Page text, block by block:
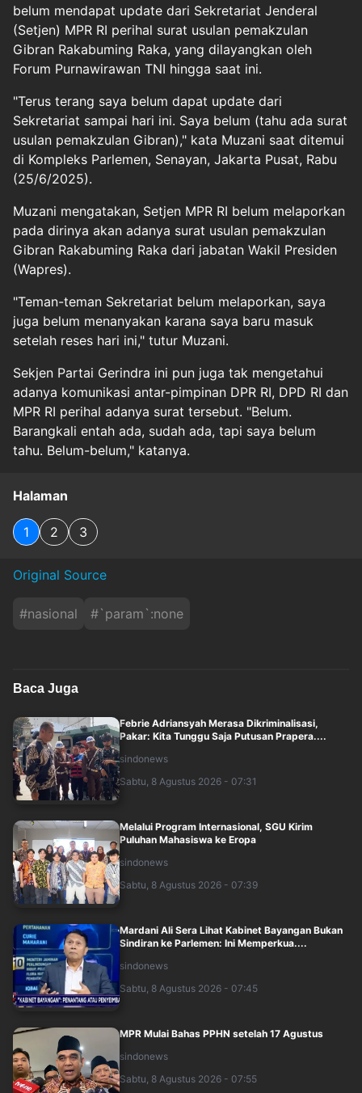
belum mendapat update dari Sekretariat Jenderal
(Setjen) MPR RI perihal surat usulan pemakzulan
Gibran Rakabuming Raka, yang dilayangkan oleh
Forum Purnawirawan TNI hingga saat ini.
"Terus terang saya belum dapat update dari
Sekretariat sampai hari ini. Saya belum (tahu ada surat
usulan pemakzulan Gibran)," kata Muzani saat ditemui
di Kompleks Parlemen, Senayan, Jakarta Pusat, Rabu
(25/6/2025).
Muzani mengatakan, Setjen MPR RI belum melaporkan
pada dirinya akan adanya surat usulan pemakzulan
Gibran Rakabuming Raka dari jabatan Wakil Presiden
(Wapres).
"Teman-teman Sekretariat belum melaporkan, saya
juga belum menanyakan karana saya baru masuk
setelah reses hari ini," tutur Muzani.
Sekjen Partai Gerindra ini pun juga tak mengetahui
adanya komunikasi antar-pimpinan DPR RI, DPD RI dan
MPR RI perihal adanya surat tersebut. "Belum.
Barangkali entah ada, sudah ada, tapi saya belum
tahu. Belum-belum," katanya.
Halaman
1 2 3
Original Source
#nasional #`param`:none
Baca Juga
Febrie Adriansyah Merasa Dikriminalisasi,
Pakar: Kita Tunggu Saja Putusan Prapera....
sindonews
Sabtu, 8 Agustus 2026 - 07:31
Melalui Program Internasional, SGU Kirim
Puluhan Mahasiswa ke Eropa
sindonews
Sabtu, 8 Agustus 2026 - 07:39
Mardani Ali Sera Lihat Kabinet Bayangan Bukan
Sindiran ke Parlemen: Ini Memperkua....
sindonews
Sabtu, 8 Agustus 2026 - 07:45
MPR Mulai Bahas PPHN setelah 17 Agustus
sindonews
Sabtu, 8 Agustus 2026 - 07:55